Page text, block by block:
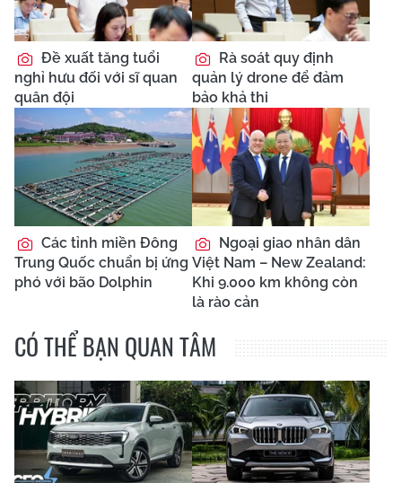
Đề xuất tăng tuổi
nghỉ hưu đối với sĩ quan
quân đội
Rà soát quy định
quản lý drone để đảm
bảo khả thi
Các tỉnh miền Đông
Trung Quốc chuẩn bị ứng
phó với bão Dolphin
Ngoại giao nhân dân
Việt Nam – New Zealand:
Khi 9.000 km không còn
là rào cản
CÓ THỂ BẠN QUAN TÂM